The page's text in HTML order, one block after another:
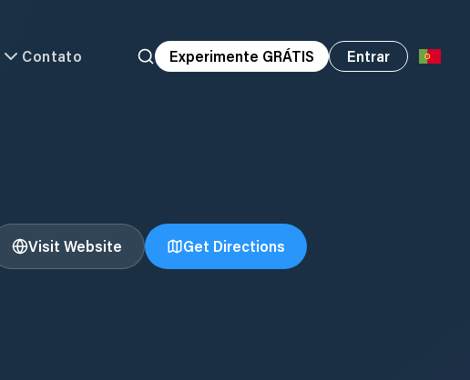
Contato Experimente GRÁTIS Entrar
Visit Website Get Directions